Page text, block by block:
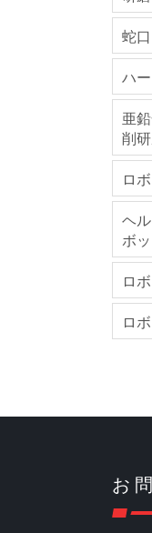
蛇
ハ
亜
削
ロ
ヘ
ボ
ロ
ロ
お